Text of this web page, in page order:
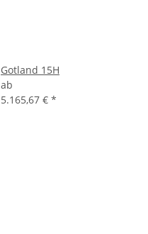
Gotland 15H
ab
5.165,67 € *